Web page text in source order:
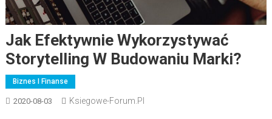
Jak Efektywnie Wykorzystywać
Storytelling W Budowaniu Marki?
Biznes I Finanse
2020-08-03 Ksiegowe-Forum.pl